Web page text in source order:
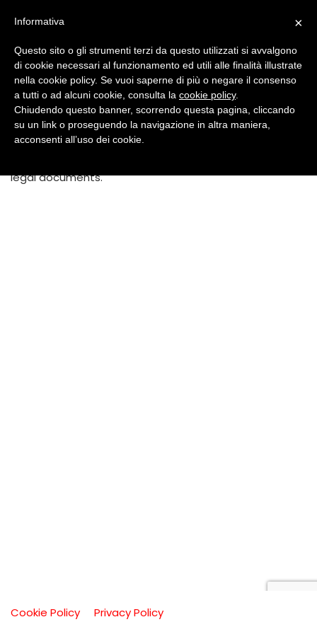
Vai
contenuto
Privacy Policy
The document could not be found. If you are the owner
of the site, double-check your settings inside your
iubenda dashboard. If you read this as a user of this
legal documents.
Cookie Policy Privacy Policy
Durante le prossime festività natalizie, La PR Soluzioni
regolari attività riprenderanno Lunedì 30 Dicembre
Auguriamo a tutti Buone FesteDismiss
×
Informativa
Questo sito o gli strumenti terzi da questo utilizzati si avvalgono
di cookie necessari al funzionamento ed utili alle finalità illustrate
nella cookie policy. Se vuoi saperne di più o negare il consenso
a tutti o ad alcuni cookie, consulta la cookie policy.
Chiudendo questo banner, scorrendo questa pagina, cliccando
su un link o proseguendo la navigazione in altra maniera,
acconsenti all’uso dei cookie.